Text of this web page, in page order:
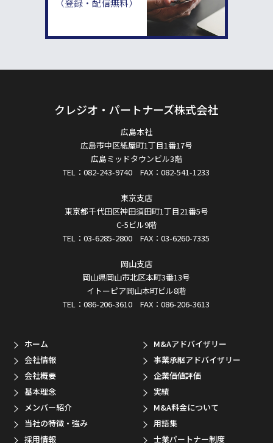
（登録・配信無料）
クレジオ・パートナーズ株式会社
広島本社
広島市中区紙屋町1丁目1番17号
広島ミッドタウンビル3階
TEL：082-243-9740 FAX：082-541-1233
東京支店
東京都千代田区神田須田町1丁目21番5号
C-5ビル9階
TEL：03-6285-2800 FAX：03-6260-7335
岡山支店
岡山県岡山市北区本町3番13号
イトーピア岡山本町ビル8階
TEL：086-206-3610 FAX：086-206-3613
ホーム
会社情報
会社概要
基本理念
メンバー紹介
当社の特徴・強み
採用情報
M&Aアドバイザリー
事業承継アドバイザリー
企業価値評価
実績
M&A料金について
用語集
士業パートナー制度